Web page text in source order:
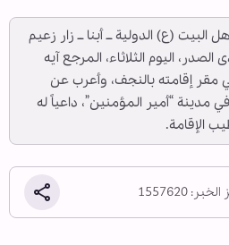
البيت (ع) الدولية ــ أبنا ــ زار زعيم
اليوم الثلاثاء، المرجع آيه
مقر إقامته بالنجف، وأعرب عن
مدينة “أمير المؤمنين”، داعياً له
الإقامة.
1557620